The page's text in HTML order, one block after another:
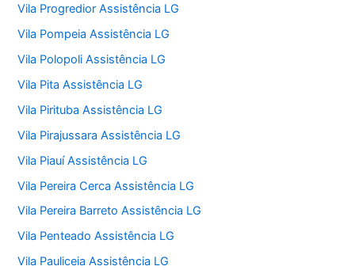
Vila Progredior Assistência LG
Vila Pompeia Assistência LG
Vila Polopoli Assistência LG
Vila Pita Assistência LG
Vila Pirituba Assistência LG
Vila Pirajussara Assistência LG
Vila Piauí Assistência LG
Vila Pereira Cerca Assistência LG
Vila Pereira Barreto Assistência LG
Vila Penteado Assistência LG
Vila Pauliceia Assistência LG